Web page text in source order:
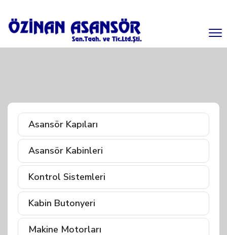
Asansör Kapıları
Asansör Kabinleri
Kontrol Sistemleri
Kabin Butonyeri
Makine Motorları